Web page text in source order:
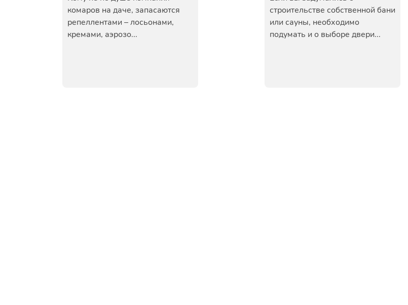
комаров на даче, запасаются
репеллентами – лосьонами,
кремами, аэрозо...
строительстве собственной бани
или сауны, необходимо
подумать и о выборе двери...